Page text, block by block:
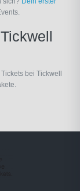
Tickets bei Tickwell